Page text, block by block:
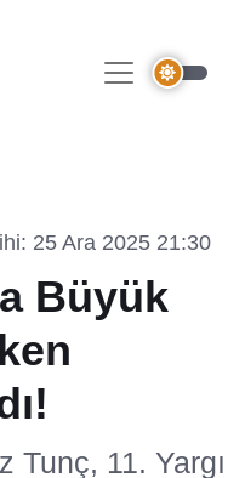
25 Ara 2025 21:30
Büyük
Tunç, 11. Yargı